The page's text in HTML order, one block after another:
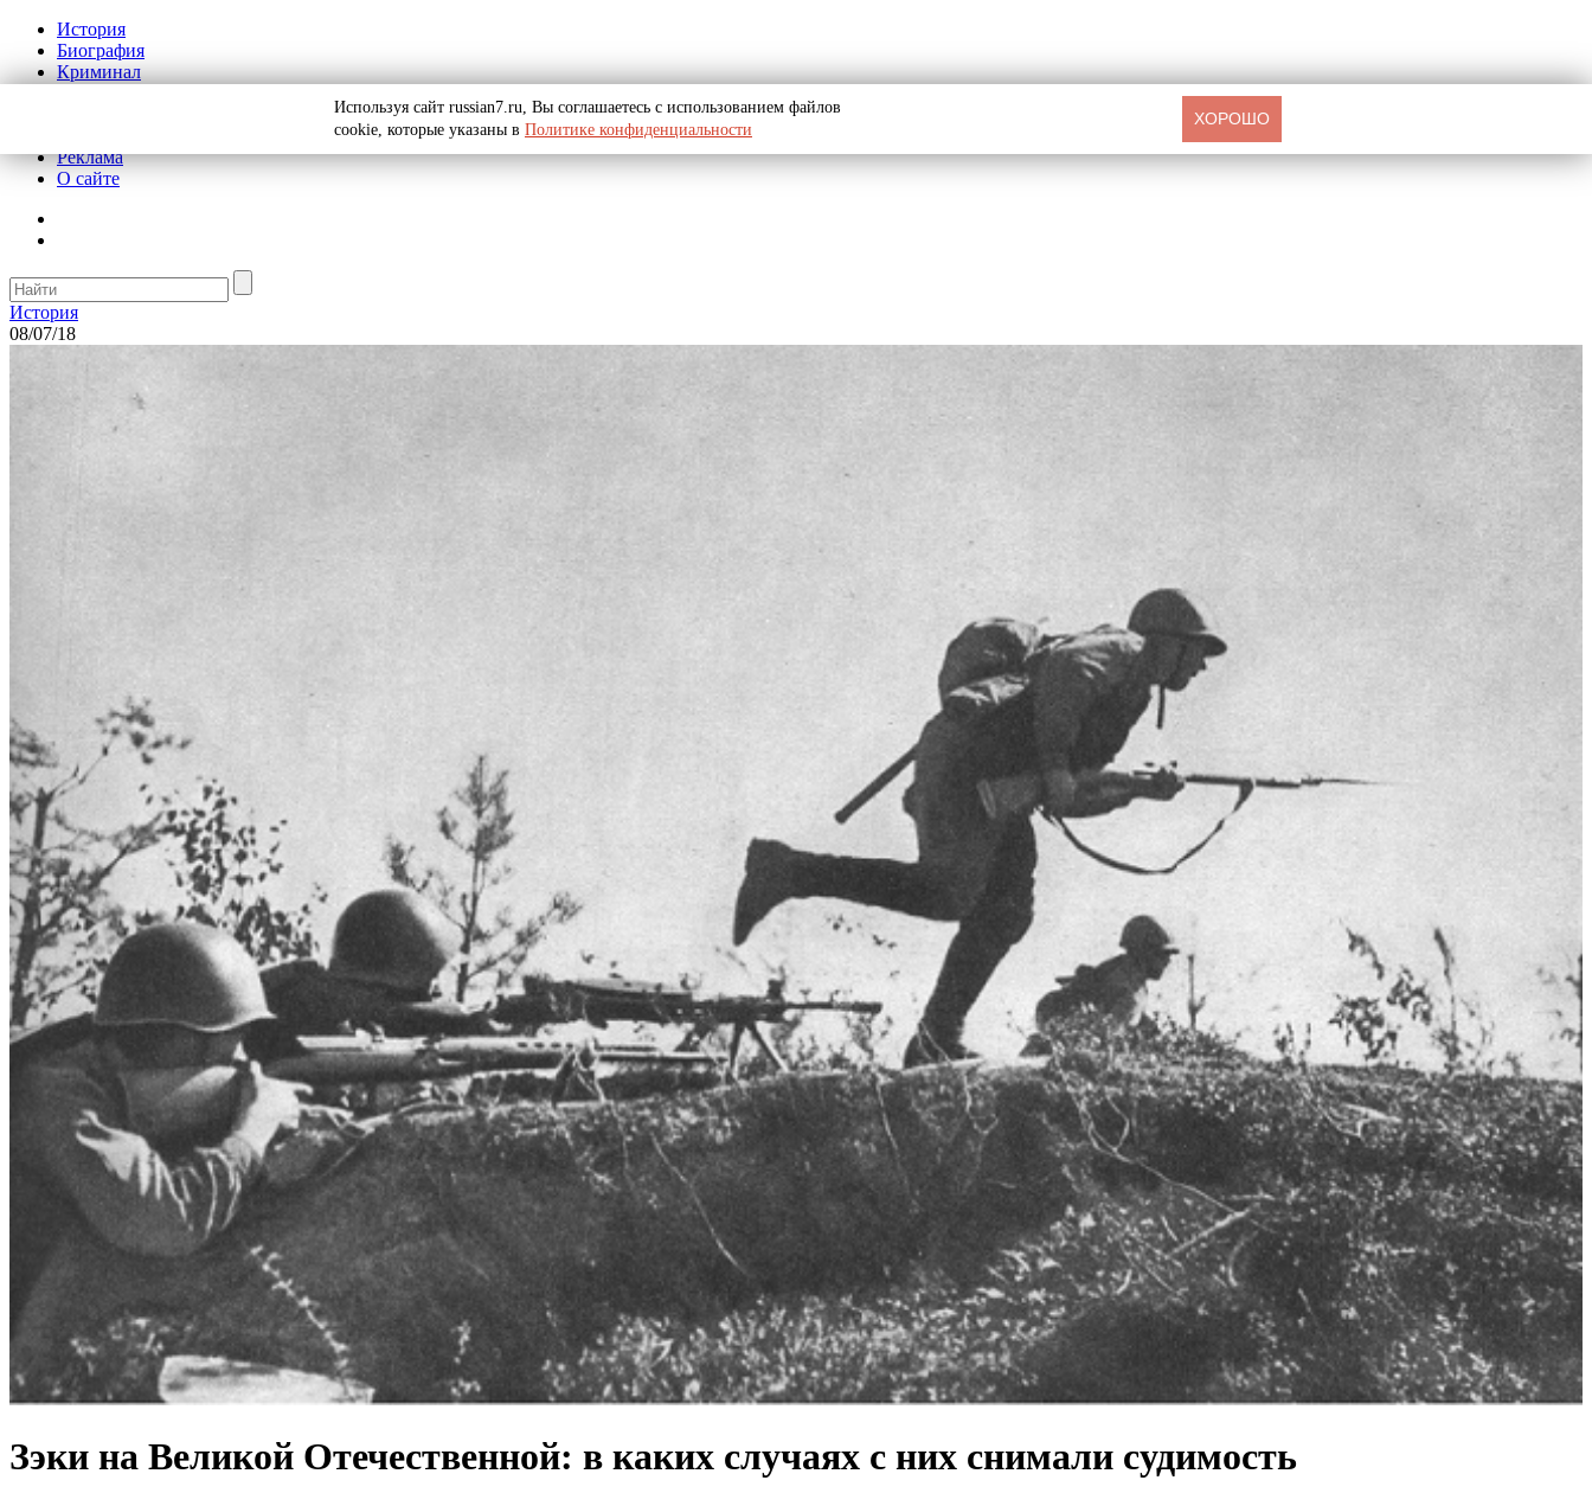
История
Биография
Криминал
Реклама
О сайте
История
08/07/18
Зэки на Великой Отечественной: в каких случаях с них снимали судимость
Используя сайт russian7.ru, Вы соглашаетесь с использованием файлов
cookie, которые указаны в Политике конфиденциальности
ХОРОШО